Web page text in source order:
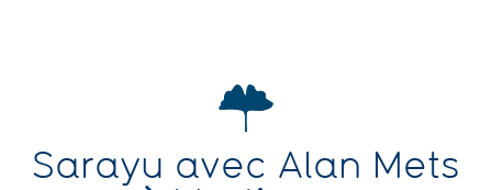
Sarayu avec Alan Mets